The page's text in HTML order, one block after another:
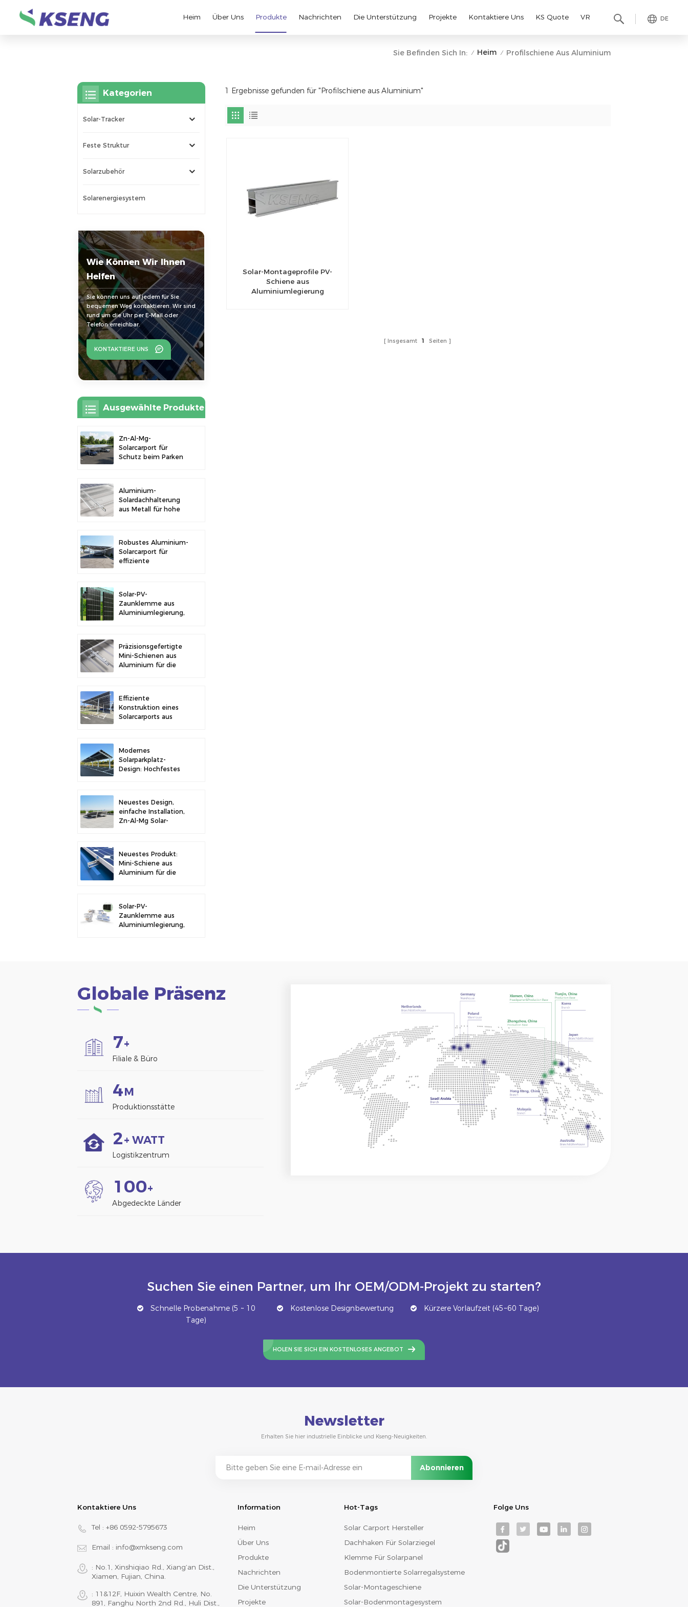
DE
Heim Über Uns Produkte Nachrichten Die Unterstützung Projekte Kontaktiere Uns KS Quote VR
Sie Befinden Sich In: / Heim / Profilschiene Aus Aluminium
1 Ergebnisse gefunden für "Profilschiene aus Aluminium"
Solar-Montageprofile PV-
Schiene aus
Aluminiumlegierung
Insgesamt 1 Seiten
Kategorien
Solar-Tracker
Feste Struktur
Solarzubehör
Solarenergiesystem
Wie Können Wir Ihnen
Helfen
Sie können uns auf jedem für Sie
bequemen Weg kontaktieren. Wir sind
rund um die Uhr per E-Mail oder
Telefon erreichbar.
KONTAKTIERE UNS
Ausgewählte Produkte
Zn-Al-Mg-
Solarcarport für
Schutz beim Parken
Aluminium-
Solardachhalterung
aus Metall für hohe
Robustes Aluminium-
Solarcarport für
effiziente
Solar-PV-
Zaunklemme aus
Aluminiumlegierung,
Präzisionsgefertigte
Mini-Schienen aus
Aluminium für die
Effiziente
Konstruktion eines
Solarcarports aus
Modernes
Solarparkplatz-
Design: Hochfestes
Neuestes Design,
einfache Installation,
Zn-Al-Mg Solar-
Neuestes Produkt:
Mini-Schiene aus
Aluminium für die
Solar-PV-
Zaunklemme aus
Aluminiumlegierung,
Globale Präsenz
7+
Filiale & Büro
4M
Produktionsstätte
2+ WATT
Logistikzentrum
1 00+
Abgedeckte Länder
Suchen Sie einen Partner, um Ihr OEM/ODM-Projekt zu starten?
Schnelle Probenahme (5 ~ 10
Tage)
Kostenlose Designbewertung Kürzere Vorlaufzeit (45~60 Tage)
HOLEN SIE SICH EIN KOSTENLOSES ANGEBOT
Newsletter
Erhalten Sie hier industrielle Einblicke und Kseng-Neuigkeiten.
Kontaktiere Uns
Tel : +86 0592-5795673
Email : info@xmkseng.com
: No.1, Xinshiqiao Rd., Xiang‘an Dist.,
Xiamen, Fujian, China.
: 11&12F, Huixin Wealth Centre, No.
891, Fanghu North 2nd Rd., Huli Dist.,
Information
Heim
Über Uns
Produkte
Nachrichten
Die Unterstützung
Projekte
Hot-Tags
Solar Carport Hersteller
Dachhaken Für Solarziegel
Klemme Für Solarpanel
Bodenmontierte Solarregalsysteme
Solar-Montageschiene
Solar-Bodenmontagesystem
Folge Uns